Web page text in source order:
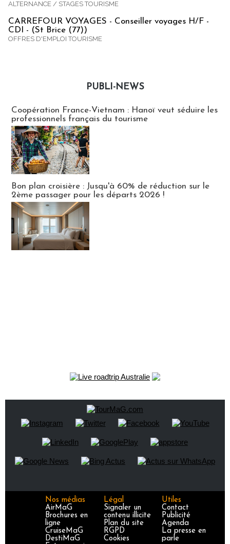
ALTERNANCE / STAGES TOURISME
CARREFOUR VOYAGES - Conseiller voyages H/F -
CDI - (St Brice (77))
OFFRES D'EMPLOI TOURISME
PUBLI-NEWS
Coopération France-Vietnam : Hanoï veut séduire les
professionnels français du tourisme
Bon plan croisière : Jusqu'à 60% de réduction sur le
2ème passager pour les départs 2026 !
Nos médias
AirMaG
Brochures en
ligne
CruiseMaG
DestiMaG
Légal
Signaler un
contenu illicite
Plan du site
RGPD
Cookies
Utiles
Contact
Publicité
Agenda
La presse en
parle